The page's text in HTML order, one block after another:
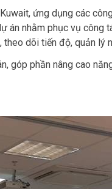
ứng dụng các
án nhằm phục vụ
dõi tiến độ, quản
góp phần nâng cao